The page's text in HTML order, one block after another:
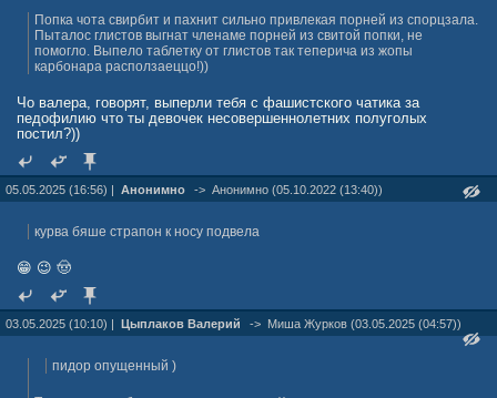
Попка чота свирбит и пахнит сильно привлекая порней из спорцзала.
Пыталос глистов выгнат членаме порней из свитой попки, не
помогло. Выпело таблетку от глистов так теперича из жопы
карбонара расползаеццо!))
Чо валера, говорят, выперли тебя с фашистского чатика за
педофилию что ты девочек несовершеннолетних полуголых
постил?))
05.05.2025 (16:56) | Анонимно -> Анонимно (05.10.2022 (13:40))
курва бяше страпон к носу подвела
😁 😉 🤠
03.05.2025 (10:10) | Цыплаков Валерий -> Миша Жуpков (03.05.2025 (04:57))
пидор опущенный )